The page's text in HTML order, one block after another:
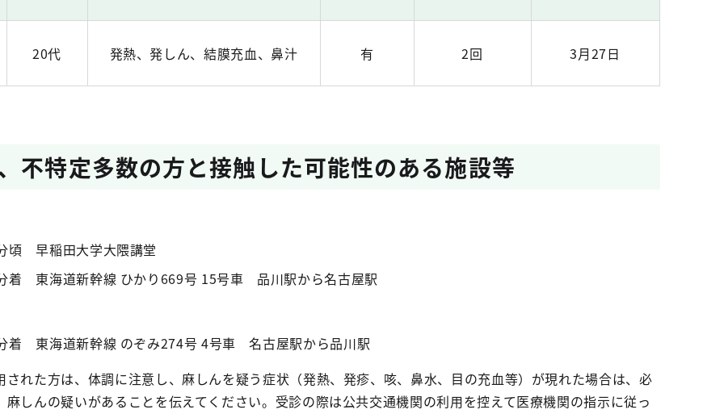
20代 発熱、発しん、結膜充血、鼻汁 有 2回 3月27日
不特定多数の方と接触した可能性のある施設等
頃 早稲田大学大隈講堂
東海道新幹線 ひかり669号 15号車 品川駅から名古屋駅
東海道新幹線 のぞみ274号 4号車 名古屋駅から品川駅
れた方は、体調に注意し、麻しんを疑う症状（発熱、発疹、咳、鼻水、目の充血等）が現れた場合は、必
しんの疑いがあることを伝えてください。受診の際は公共交通機関の利用を控えて医療機関の指示に従っ